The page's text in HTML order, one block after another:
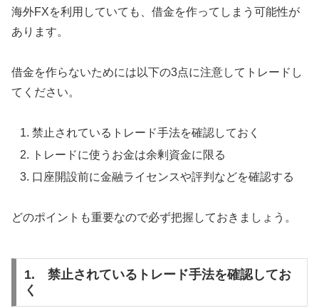
海外FXを利用していても、借金を作ってしまう可能性が
あります。
借金を作らないためには以下の3点に注意してトレードし
てください。
禁止されているトレード手法を確認しておく
トレードに使うお金は余剰資金に限る
口座開設前に金融ライセンスや評判などを確認する
どのポイントも重要なので必ず把握しておきましょう。
1. 禁止されているトレード手法を確認してお
く